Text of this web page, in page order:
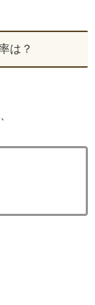
は？